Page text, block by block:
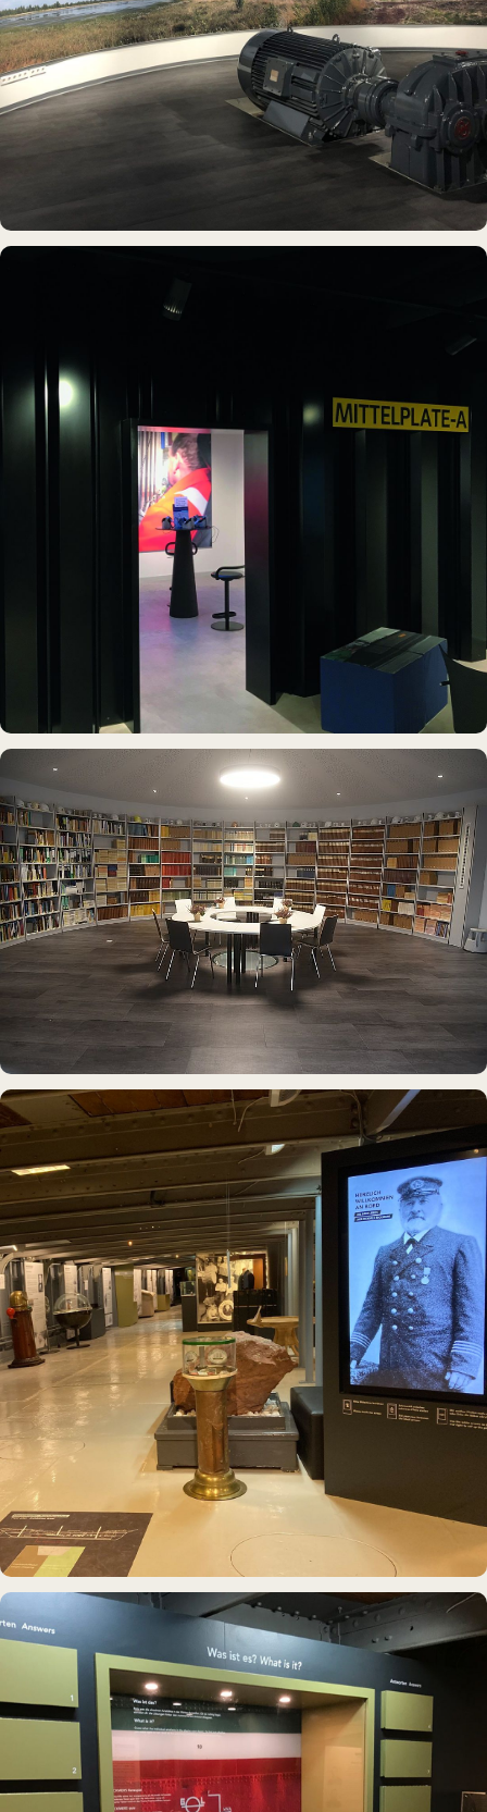
DAUERAUSSTELLUNG · VR
Erlebnisraum Büsum
DAUERAUSSTELLUNG · 3D · FILM
Erdölmuseum Twist
MUSEUMSSCHIFF · AUSSTELLUNG
Rickmer Rickmers